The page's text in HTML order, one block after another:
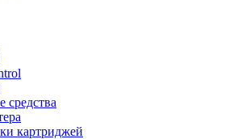
средства
картриджей